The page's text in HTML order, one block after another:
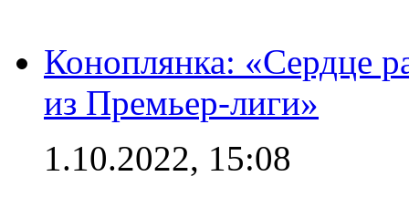
Коноплянка: «Сердце
из Премьер-лиги»
1.10.2022, 15:08